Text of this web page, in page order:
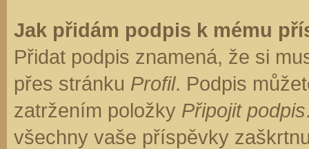
Jak přidám podpis k mému
Přidat podpis znamená, že si
přes stránku Profil. Podpis
zatržením položky Připojit podpis
všechny vaše příspěvky